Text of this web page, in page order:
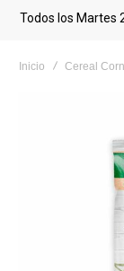
Todos los Martes
Inicio Cereal